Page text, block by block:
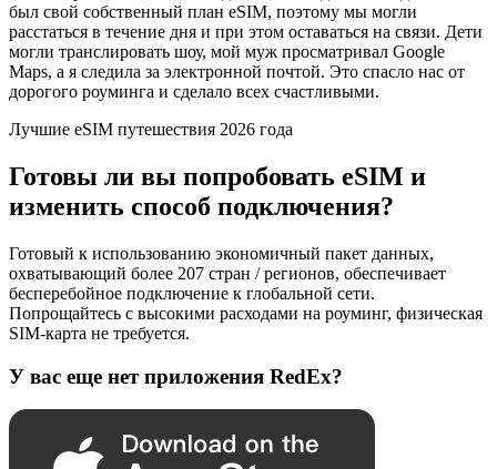
был свой собственный план eSIM, поэтому мы могли
расстаться в течение дня и при этом оставаться на связи. Дети
могли транслировать шоу, мой муж просматривал Google
Maps, а я следила за электронной почтой. Это спасло нас от
дорогого роуминга и сделало всех счастливыми.
Лучшие eSIM путешествия 2026 года
Готовы ли вы попробовать eSIM и
изменить способ подключения?
Готовый к использованию экономичный пакет данных,
охватывающий более 207 стран / регионов, обеспечивает
бесперебойное подключение к глобальной сети.
Попрощайтесь с высокими расходами на роуминг, физическая
SIM-карта не требуется.
У вас еще нет приложения RedEx?